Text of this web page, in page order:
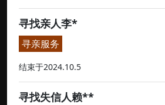
寻找亲人李*
寻亲服务
结束于2024.10.5
寻找失信人赖**